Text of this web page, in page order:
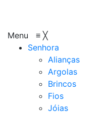
Menu ≡ ╳
Senhora
Alianças
Argolas
Brincos
Fios
Jóias